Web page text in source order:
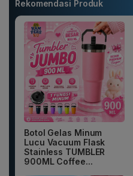
Rekomendasi Produk
Botol Gelas Minum
Lucu Vacuum Flask
Stainless TUMBLER
900ML Coffee...